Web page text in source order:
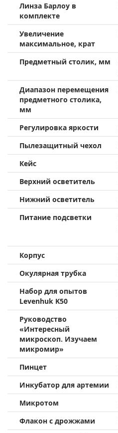
Линза Барлоу в
комплекте
Увеличение
максимальное, крат
Предметный столик, мм
Диапазон перемещения
предметного столика,
мм
Регулировка яркости
Пылезащитный чехол
Кейс
Верхний осветитель
Нижний осветитель
Питание подсветки
Корпус
Окулярная трубка
Набор для опытов
Levenhuk K50
Руководство
«Интересный
микроскоп. Изучаем
микромир»
Пинцет
Инкубатор для артемии
Микротом
Флакон с дрожжами